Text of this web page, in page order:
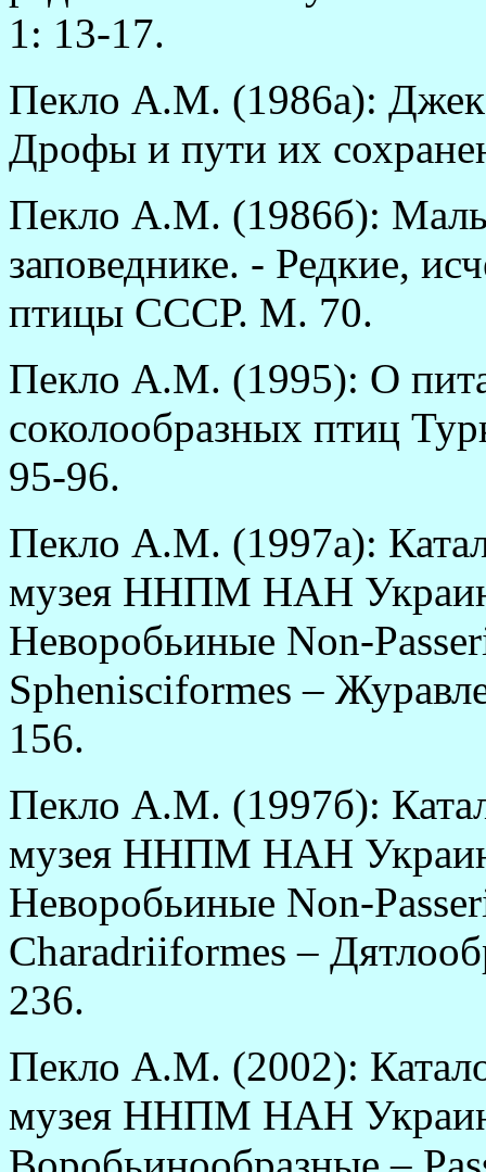
1: 13-17.
Пекло А.М. (1986а): Джек
Дрофы и пути их
Пекло А.М. (1986б):
заповеднике. - Редкие,
птицы СССР. М. 70.
Пекло А.М. (1995): О
соколообразных птиц
95-96.
Пекло А.М. (1997а):
музея ННПМ НАН
Неворобьиные Non-
Sphenisciformes –
156.
Пекло А.М. (1997б):
музея ННПМ НАН
Неворобьиные Non-
Charadriiformes –
236.
Пекло А.М. (2002):
музея ННПМ НАН